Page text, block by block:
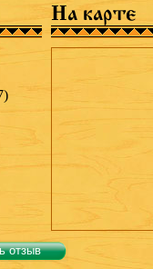
На карте
отзыв